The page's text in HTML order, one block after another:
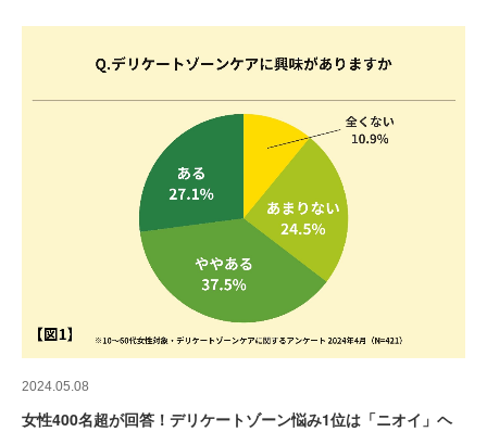
2024.05.08
女性400名超が回答！デリケートゾーン悩み1位は「ニオイ」ヘ